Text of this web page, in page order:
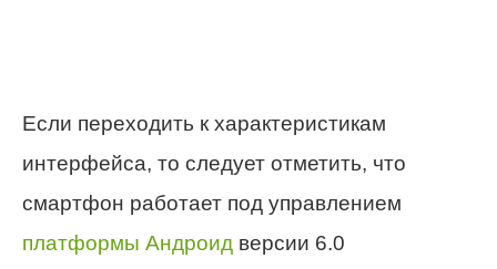
Если переходить к характеристикам
интерфейса, то следует отметить, что
смартфон работает под управлением
платформы Андроид версии 6.0